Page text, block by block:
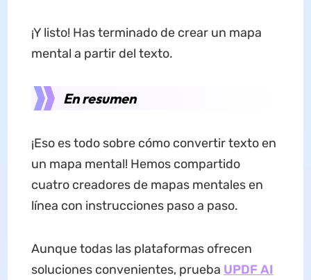
¡Y listo! Has terminado de crear un mapa
mental a partir del texto.
En resumen
¡Eso es todo sobre cómo convertir texto en
un mapa mental! Hemos compartido
cuatro creadores de mapas mentales en
línea con instrucciones paso a paso.
Aunque todas las plataformas ofrecen
soluciones convenientes, prueba UPDF AI